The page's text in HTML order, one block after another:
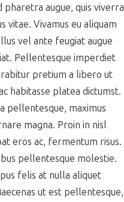
pharetra augue, quis viverra
vitae. Vivamus eu aliquam
vel ante feugiat augue
Pellentesque imperdiet
pretium a libero ut
habitasse platea dictumst.
pellentesque, maximus
magna. Proin in nisl
eros ac, fermentum risus.
pellentesque molestie.
felis at nulla aliquet
ut est pellentesque,